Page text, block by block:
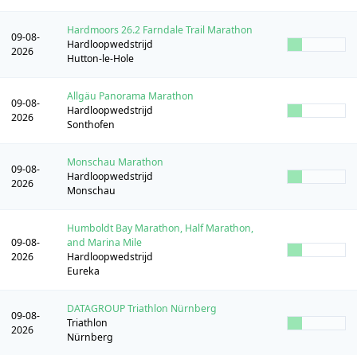
09-08-
2026
Hardmoors 26.2 Farndale Trail Marathon
Hardloopwedstrijd
Hutton-le-Hole
09-08-
2026
Allgäu Panorama Marathon
Hardloopwedstrijd
Sonthofen
09-08-
2026
Monschau Marathon
Hardloopwedstrijd
Monschau
09-08-
2026
Humboldt Bay Marathon, Half Marathon,
and Marina Mile
Hardloopwedstrijd
Eureka
09-08-
2026
DATAGROUP Triathlon Nürnberg
Triathlon
Nürnberg